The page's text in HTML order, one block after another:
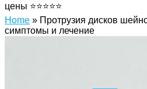
Home » Протрузия дисков
симптомы и лечение